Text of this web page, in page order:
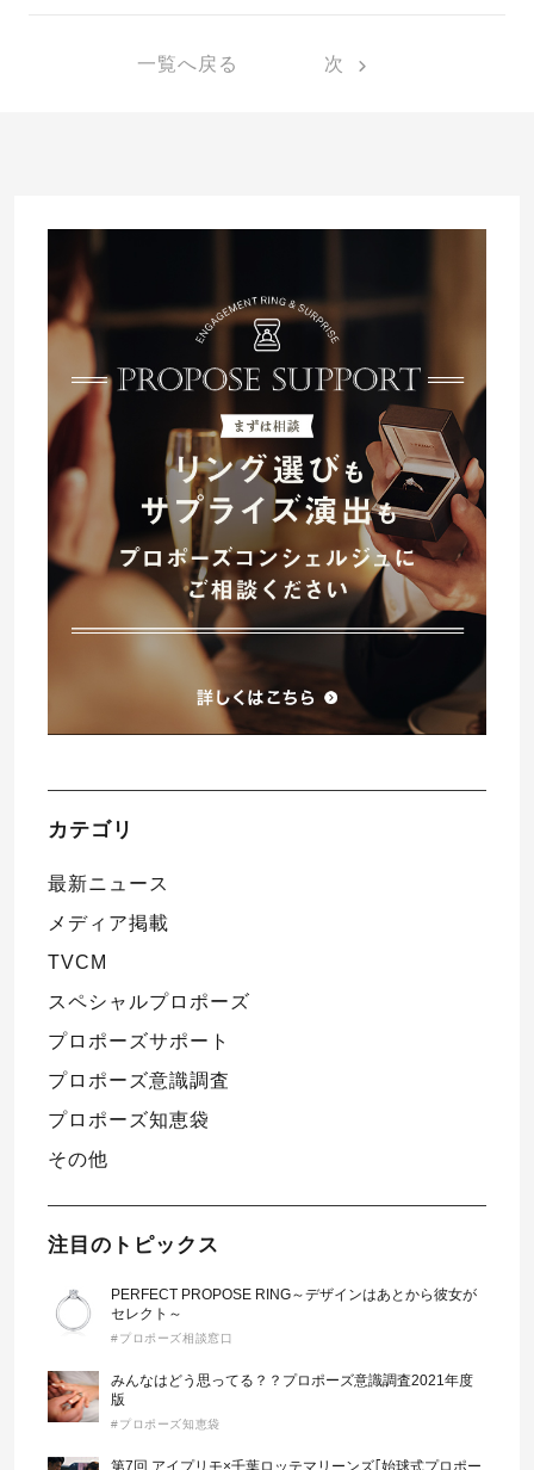
一覧へ戻る 次
カテゴリ
最新ニュース
メディア掲載
TVCM
スペシャルプロポーズ
プロポーズサポート
プロポーズ意識調査
プロポーズ知恵袋
その他
注目のトピックス
PERFECT PROPOSE RING～デザインはあとから彼女が
セレクト～
#プロポーズ相談窓口
みんなはどう思ってる？？プロポーズ意識調査2021年度
版
#プロポーズ知恵袋
第7回 アイプリモ×千葉ロッテマリーンズ｢始球式プロポー
プロポーズアイテム
®
プロポーズシチュエーション診断
婚約指輪マッチング診断
プロポーズプラン検索
ダイヤモンドの品質とは？
プロポーズの方法
タイミング
プレゼント
場所
言葉
エピソード
I-PRIMO公式サイト
I-PRIMO公式オンラインショップ
Follow us on